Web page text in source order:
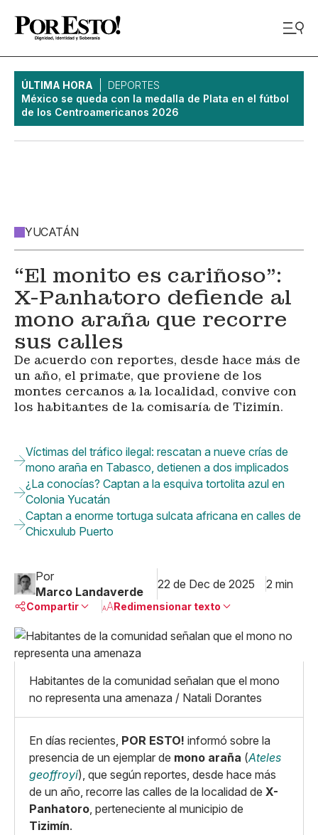
ÚLTIMA HORA
DEPORTES
México se queda con la medalla de Plata en el fútbol
de los Centroamericanos 2026
YUCATÁN
“El monito es cariñoso”:
X-Panhatoro defiende al
mono araña que recorre
sus calles
De acuerdo con reportes, desde hace más de
un año, el primate, que proviene de los
montes cercanos a la localidad, convive con
los habitantes de la comisaría de Tizimín.
Víctimas del tráfico ilegal: rescatan a nueve crías de
mono araña en Tabasco, detienen a dos implicados
¿La conocías? Captan a la esquiva tortolita azul en
Colonia Yucatán
Captan a enorme tortuga sulcata africana en calles de
Chicxulub Puerto
Por
Marco Landaverde
22 de Dec de 2025 2 min
Compartir
Linkedin
X
Copiar enlace
Redimensionar texto
Mediano
Grande
Habitantes de la comunidad señalan que el mono
no representa una amenaza / Natali Dorantes
En días recientes, POR ESTO! informó sobre la
presencia de un ejemplar de mono araña (Ateles
geoffroyi), que según reportes, desde hace más
de un año, recorre las calles de la localidad de X-
Panhatoro, perteneciente al municipio de
Tizimín.